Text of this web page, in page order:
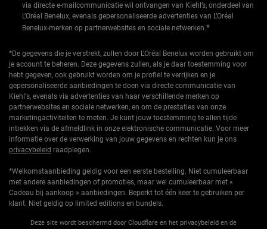
via directe e-mailcommunicatie wil ontvangen van Kiehl’s, onderdeel van
L’Oréal Benelux, evenals gepersonaliseerde advertenties van L’Oréal
Benelux-merken op partnerwebsites en sociale netwerken.*
*De gegevens die je verstrekt, zullen door L'Oréal Benelux worden gebruikt om
je account te beheren. Deze gegevens zullen, als je daar toestemming voor
hebt gegeven, ook gebruikt worden om je profiel te verrijken en je
gepersonaliseerde aanbiedingen te doen via directe communicatie van
Kiehl's, evenals via advertenties van haar verschillende merken op
partnerwebsites en sociale netwerken, en om de prestaties van onze
marketingactiviteiten te meten. Je kunt jouw toestemming te allen tijde
intrekken via de afmeldlink in onze elektronische communicatie. Voor meer
informatie over de verwerking van jouw gegevens en rechten kun je ons
privacybeleid raadplegen.
*Welkomstaanbieding geldig voor een eerste bestelling. Niet cumuleerbaar
met andere aanbiedingen of promoties, maar wel cumuleerbaar met «
Cadeau bij aankoop » aanbiedingen. Beperkt tot één keer te gebruiken per
klant. Niet geldig op limited editions en bundels.
Deze site wordt beschermd door Cloudflare en het privacybeleid en de